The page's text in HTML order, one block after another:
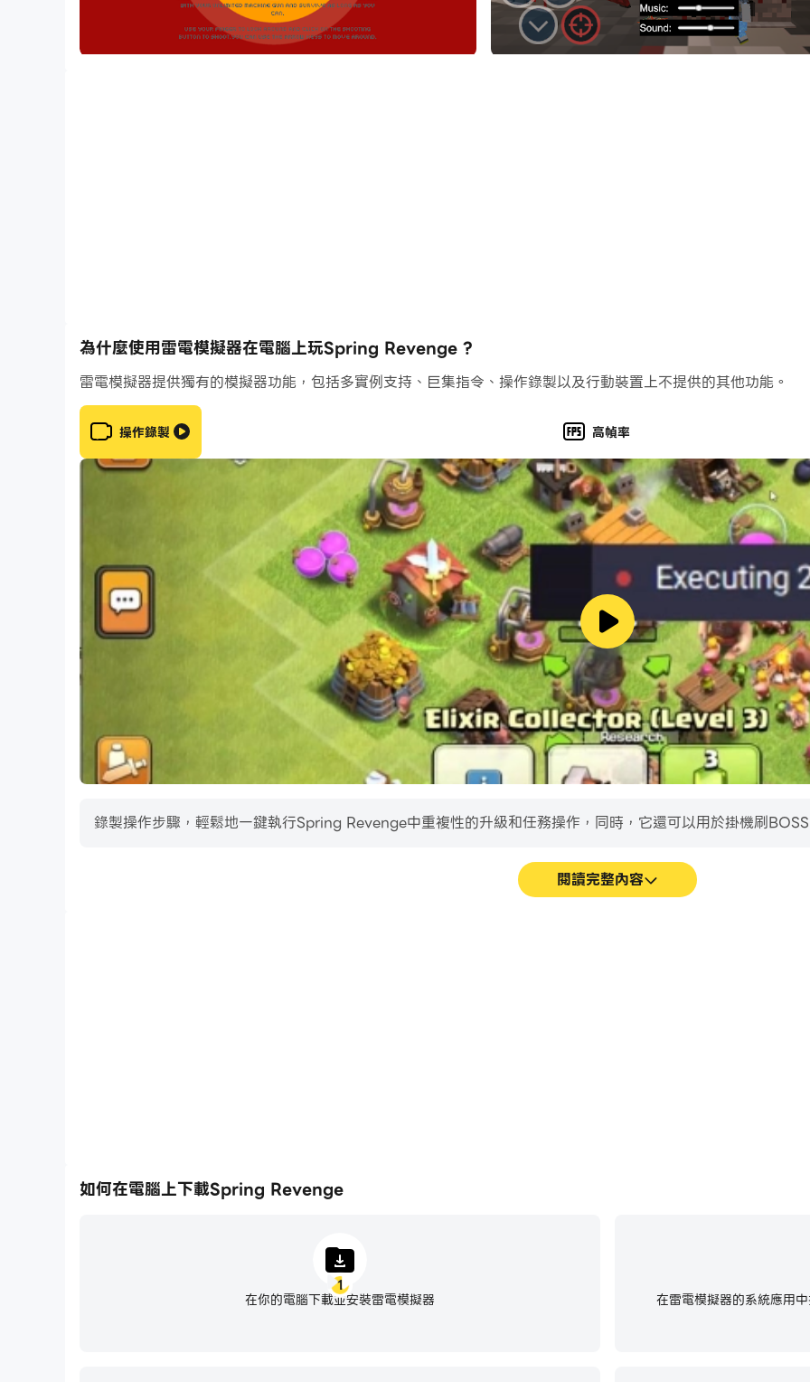
為什麼使用雷電模擬器在電腦上玩Spring Revenge ?
雷電模擬器提供獨有的模擬器功能，包括多實例支持、巨集指令、操作錄製以及行動裝置上不提供的其他功能。
操作錄製 高幀率
錄製操作步驟，輕鬆地一鍵執行Spring Revenge中重複性的升級和任務操作，同時，它還可以用於掛機刷
閱讀完整內容
如何在電腦上下載Spring Revenge
1
在你的電腦下載並安裝雷電模擬器 在雷電模擬器的系統應用